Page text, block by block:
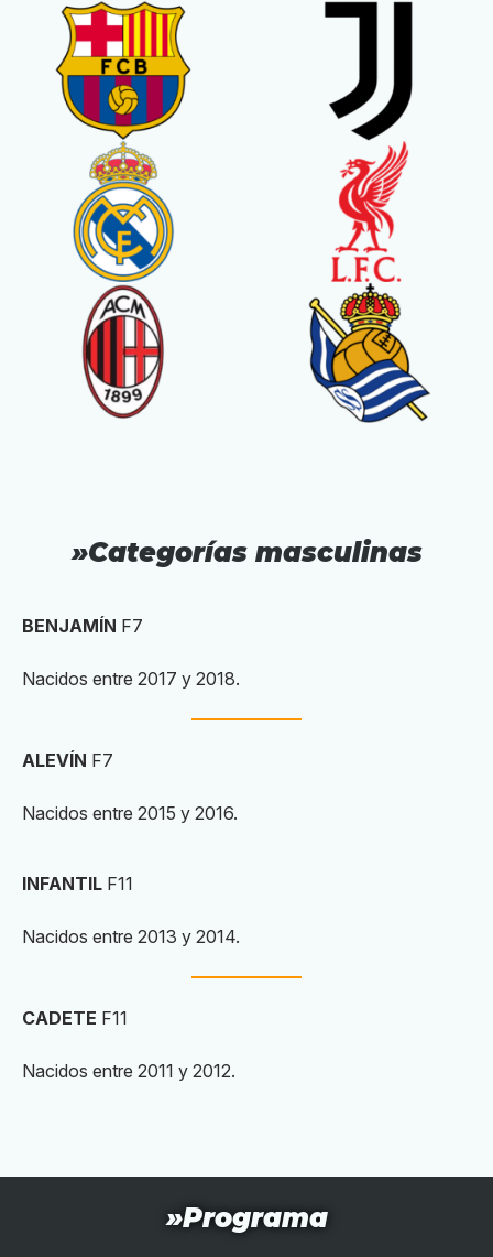
»Categorías masculinas
BENJAMÍN F7
Nacidos entre 2017 y 2018.
ALEVÍN F7
Nacidos entre 2015 y 2016.
INFANTIL F11
Nacidos entre 2013 y 2014.
CADETE F11
Nacidos entre 2011 y 2012.
»Programa